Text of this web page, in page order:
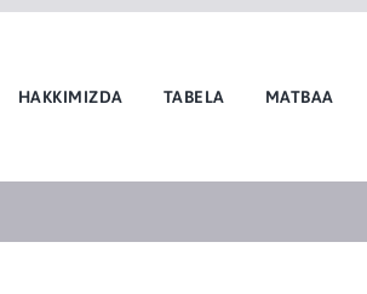
HAKKIMIZDA TABELA MATBAA